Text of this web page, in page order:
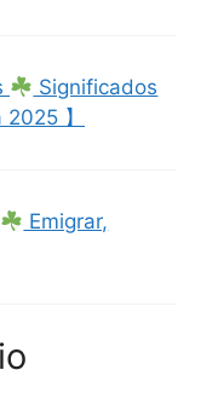
Significados
】
Emigrar,